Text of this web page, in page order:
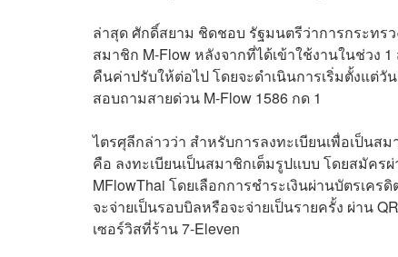
ล่าสุด ศักดิ์สยาม ชิดชอบ รัฐมนตรีว่าการกระทร
สมาชิก M-Flow หลังจากที่ได้เข้าใช้งานในช่วง
คืนค่าปรับให้ต่อไป โดยจะดำเนินการเริ่มตั้งแต่
สอบถามสายด่วน M-Flow 1586 กด 1
ไตรศุลีกล่าวว่า สำหรับการลงทะเบียนเพื่อเป็น
คือ ลงทะเบียนเป็นสมาชิกเต็มรูปแบบ โดยสมัครผ่
MFlowThai โดยเลือกการชำระเงินผ่านบัตรเคร
จะจ่ายเป็นรอบบิลหรือจะจ่ายเป็นรายครั้ง ผ่าน
เซอร์วิสที่ร้าน 7-Eleven